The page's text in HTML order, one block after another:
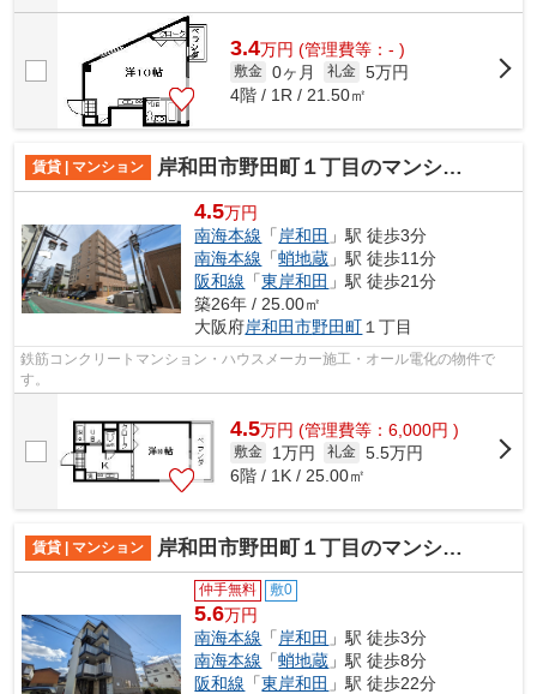
3.4万円 (管理費等：- )
敷金 0ヶ月 礼金 5万円
4階 / 1R / 21.50㎡
賃貸 | マンション 岸和田市野田町１丁目のマンション
4.5万円
南海本線 「 岸和田 」駅 徒歩3分
南海本線 「蛸地蔵 」駅 徒歩11分
阪和線 「東岸和田 」駅 徒歩21分
築26年 / 25.00㎡
大阪府岸和田市野田町 １丁目
鉄筋コンクリートマンション・ハウスメーカー施工・オール電化の物件で
す。
4.5万円 (管理費等：6,000円 )
敷金 1万円 礼金 5.5万円
6階 / 1K / 25.00㎡
賃貸 | マンション 岸和田市野田町１丁目のマンション
仲手無料 敷0
5.6万円
南海本線 「 岸和田 」駅 徒歩3分
南海本線 「蛸地蔵 」駅 徒歩8分
阪和線 「東岸和田 」駅 徒歩22分